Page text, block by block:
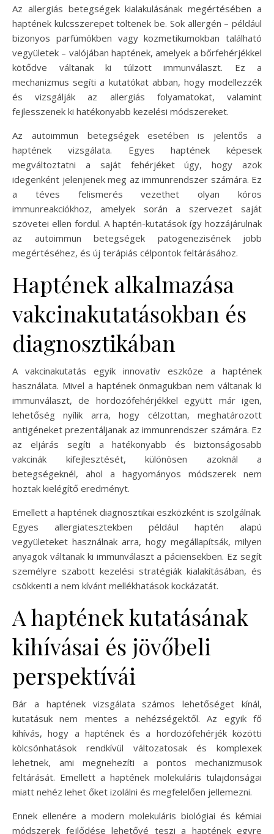
Az allergiás betegségek kialakulásának megértésében a
haptének kulcsszerepet töltenek be. Sok allergén – például
bizonyos parfümökben vagy kozmetikumokban található
vegyületek – valójában haptének, amelyek a bőrfehérjékkel
kötődve váltanak ki túlzott immunválaszt. Ez a
mechanizmus segíti a kutatókat abban, hogy modellezzék
és vizsgálják az allergiás folyamatokat, valamint
fejlesszenek ki hatékonyabb kezelési módszereket.
Az autoimmun betegségek esetében is jelentős a
haptének vizsgálata. Egyes haptének képesek
megváltoztatni a saját fehérjéket úgy, hogy azok
idegenként jelenjenek meg az immunrendszer számára. Ez
a téves felismerés vezethet olyan kóros
immunreakciókhoz, amelyek során a szervezet saját
szövetei ellen fordul. A haptén-kutatások így hozzájárulnak
az autoimmun betegségek patogenezisének jobb
megértéséhez, és új terápiás célpontok feltárásához.
Haptének alkalmazása
vakcinakutatásokban és
diagnosztikában
A vakcinakutatás egyik innovatív eszköze a haptének
használata. Mivel a haptének önmagukban nem váltanak ki
immunválaszt, de hordozófehérjékkel együtt már igen,
lehetőség nyílik arra, hogy célzottan, meghatározott
antigéneket prezentáljanak az immunrendszer számára. Ez
az eljárás segíti a hatékonyabb és biztonságosabb
vakcinák kifejlesztését, különösen azoknál a
betegségeknél, ahol a hagyományos módszerek nem
hoztak kielégítő eredményt.
Emellett a haptének diagnosztikai eszközként is szolgálnak.
Egyes allergiatesztekben például haptén alapú
vegyületeket használnak arra, hogy megállapítsák, milyen
anyagok váltanak ki immunválaszt a páciensekben. Ez segít
személyre szabott kezelési stratégiák kialakításában, és
csökkenti a nem kívánt mellékhatások kockázatát.
A haptének kutatásának
kihívásai és jövőbeli
perspektívái
Bár a haptének vizsgálata számos lehetőséget kínál,
kutatásuk nem mentes a nehézségektől. Az egyik fő
kihívás, hogy a haptének és a hordozófehérjék közötti
kölcsönhatások rendkívül változatosak és komplexek
lehetnek, ami megnehezíti a pontos mechanizmusok
feltárását. Emellett a haptének molekuláris tulajdonságai
miatt nehéz lehet őket izolálni és megfelelően jellemezni.
Ennek ellenére a modern molekuláris biológiai és kémiai
módszerek fejlődése lehetővé teszi a haptének egyre